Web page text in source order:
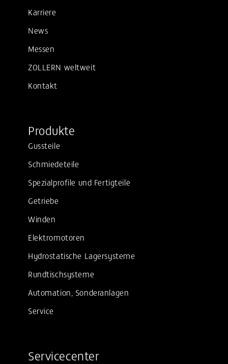
Karriere
News
Messen
ZOLLERN weltweit
Kontakt
Produkte
Gussteile
Schmiedeteile
Spezialprofile und Fertigteile
Getriebe
Winden
Elektromotoren
Hydrostatische Lagersysteme
Rundtischsysteme
Automation, Sonderanlagen
Service
Servicecenter